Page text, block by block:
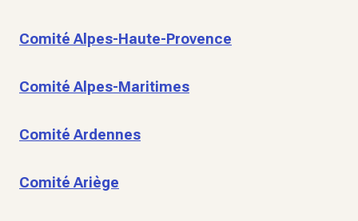
Comité Alpes-Haute-Provence
Comité Alpes-Maritimes
Comité Ardennes
Comité Ariège